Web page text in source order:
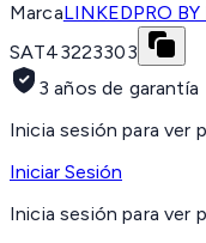
MarcaLINKEDPRO BY
SAT43223303
3 años de garantía
Inicia sesión para ver
Iniciar Sesión
Inicia sesión para ver